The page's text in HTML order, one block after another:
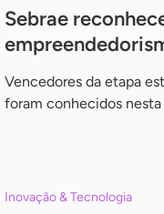
Sebrae
Vencedores da etapa
foram conhecidos
Inovação & Tecnologia